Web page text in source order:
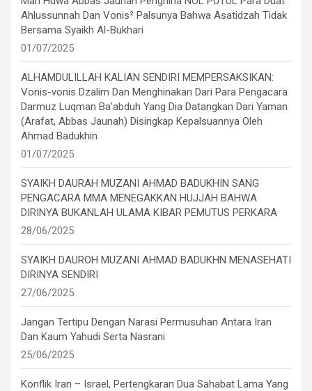
Ahlussunnah Dan Vonis² Palsunya Bahwa Asatidzah Tidak
Bersama Syaikh Al-Bukhari
01/07/2025
ALHAMDULILLAH KALIAN SENDIRI MEMPERSAKSIKAN:
Vonis-vonis Dzalim Dan Menghinakan Dari Para Pengacara
Darmuz Luqman Ba’abduh Yang Dia Datangkan Dari Yaman
(Arafat, Abbas Jaunah) Disingkap Kepalsuannya Oleh
Ahmad Badukhin
01/07/2025
SYAIKH DAURAH MUZANI AHMAD BADUKHIN SANG
PENGACARA MMA MENEGAKKAN HUJJAH BAHWA
DIRINYA BUKANLAH ULAMA KIBAR PEMUTUS PERKARA
28/06/2025
SYAIKH DAUROH MUZANI AHMAD BADUKHN MENASEHATI
DIRINYA SENDIRI
27/06/2025
Jangan Tertipu Dengan Narasi Permusuhan Antara Iran
Dan Kaum Yahudi Serta Nasrani
25/06/2025
Konflik Iran – Israel, Pertengkaran Dua Sahabat Lama Yang